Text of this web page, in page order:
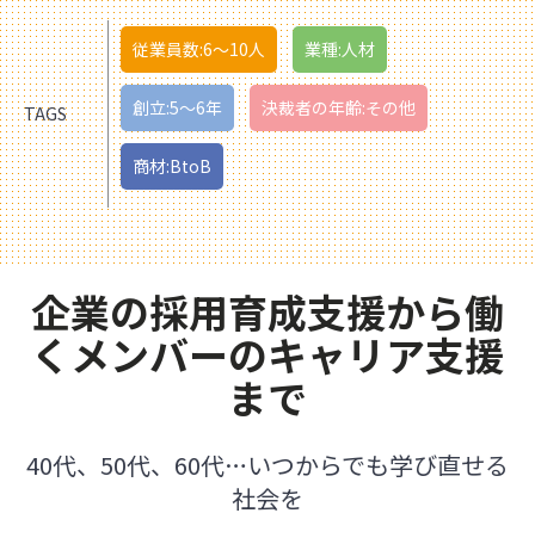
TAGS
従業員数:6～10人 業種:人材
創立:5〜6年 決裁者の年齢:その他
商材:BtoB
企業の採用育成支援から働
くメンバーのキャリア支援
まで
40代、50代、60代…いつからでも学び直せる
社会を